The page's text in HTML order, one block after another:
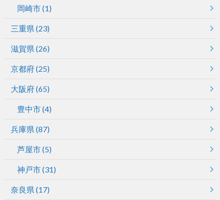
岡崎市(1)
三重県 (23)
滋賀県 (26)
京都府(25)
大阪府(65)
豊中市(4)
兵庫県 (87)
芦屋市(5)
神戸市(31)
奈良県 (17)